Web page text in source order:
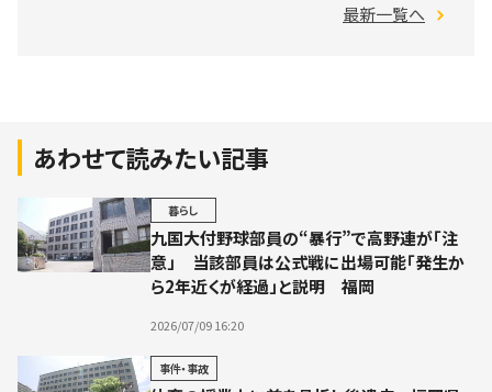
最新一覧へ
あわせて読みたい記事
暮らし
九国大付野球部員の“暴行”で高野連が「注
意」 当該部員は公式戦に出場可能「発生か
ら2年近くが経過」と説明 福岡
2026/07/09 16:20
事件・事故